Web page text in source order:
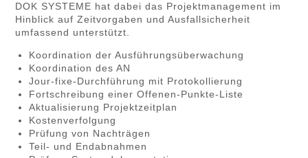
DOK SYSTEME hat dabei das Projektmanagement im
Hinblick auf Zeitvorgaben und Ausfallsicherheit
umfassend unterstützt.
Koordination der Ausführungsüberwachung
Koordination des AN
Jour-fixe-Durchführung mit Protokollierung
Fortschreibung einer Offenen-Punkte-Liste
Aktualisierung Projektzeitplan
Kostenverfolgung
Prüfung von Nachträgen
Teil- und Endabnahmen